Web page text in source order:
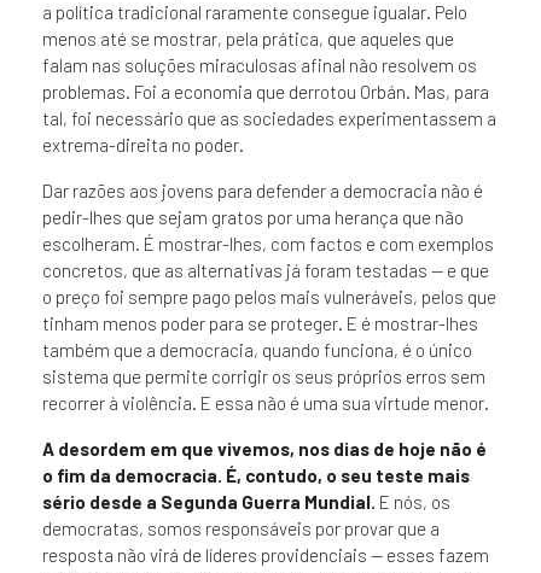
a política tradicional raramente consegue igualar. Pelo
menos até se mostrar, pela prática, que aqueles que
falam nas soluções miraculosas afinal não resolvem os
problemas. Foi a economia que derrotou Orbán. Mas, para
tal, foi necessário que as sociedades experimentassem a
extrema-direita no poder.
Dar razões aos jovens para defender a democracia não é
pedir-lhes que sejam gratos por uma herança que não
escolheram. É mostrar-lhes, com factos e com exemplos
concretos, que as alternativas já foram testadas — e que
o preço foi sempre pago pelos mais vulneráveis, pelos que
tinham menos poder para se proteger. E é mostrar-lhes
também que a democracia, quando funciona, é o único
sistema que permite corrigir os seus próprios erros sem
recorrer à violência. E essa não é uma sua virtude menor.
A desordem em que vivemos, nos dias de hoje não é
o fim da democracia. É, contudo, o seu teste mais
sério desde a Segunda Guerra Mundial. E nós, os
democratas, somos responsáveis por provar que a
resposta não virá de líderes providenciais — esses fazem